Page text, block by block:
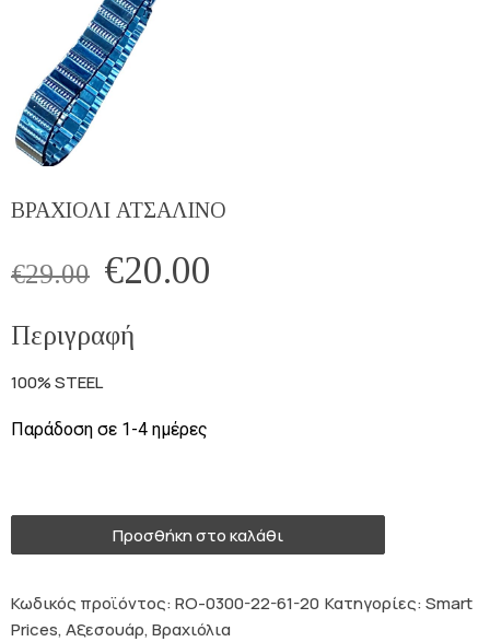
ΒΡΑΧΙΟΛΙ ΑΤΣΑΛΙΝΟ
€29.00 €20.00
Περιγραφή
100% STEEL
Παράδοση σε 1-4 ημέρες
Προσθήκη στο καλάθι
Κωδικός προϊόντος:RO-0300-22-61-20 Κατηγορίες:Smart
Prices,Αξεσουάρ,Βραχιόλια